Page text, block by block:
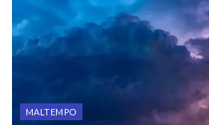
MALTEMPO